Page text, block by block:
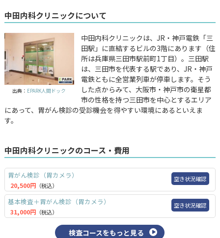
中田内科クリニックについて
出典： EPARK人間ドック
中田内科クリニックは、JR・神戸電鉄「三
田駅」に直結するビルの3階にあります（住
所は兵庫県三田市駅前町1丁目）。三田駅
は、三田市を代表する駅であり、JR・神戸
電鉄ともに全営業列車が停車します。そう
した点からみて、大阪市・神戸市の衛星都
市の性格を持つ三田市を中心とするエリア
にあって、胃がん検診の受診機会を得やすい環境にあるといえま
す。
中田内科クリニックのコース・費用
胃がん検診（胃カメラ）
20,500円 （税込）
空き状況確認
基本検査＋胃がん検診（胃カメラ）
31,000円 （税込）
空き状況確認
検査コースをもっと見る